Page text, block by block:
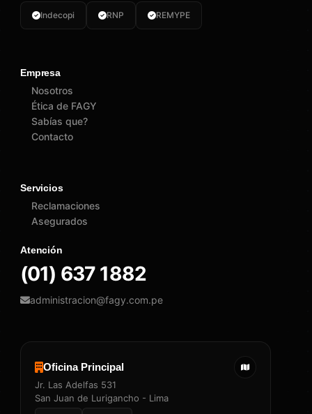
Indecopi RNP REMYPE
Empresa
Nosotros
Ética de FAGY
Sabías que?
Contacto
Servicios
Reclamaciones
Asegurados
Atención
(01) 637 1882
administracion@fagy.com.pe
Oficina Principal
Jr. Las Adelfas 531
San Juan de Lurigancho - Lima